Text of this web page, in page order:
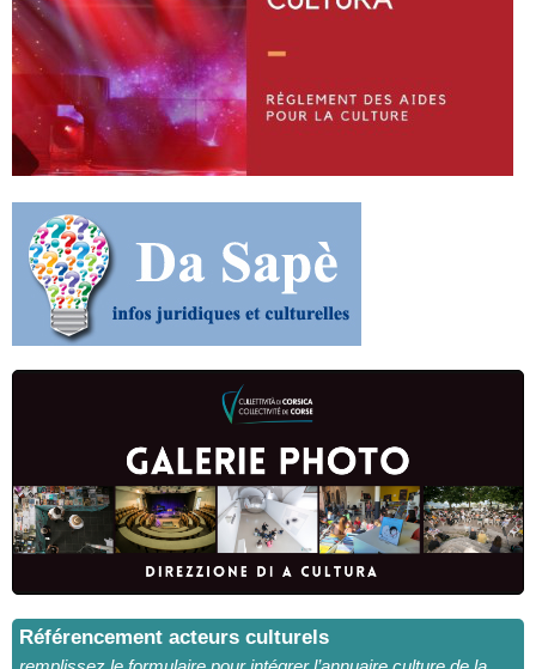
Référencement acteurs culturels